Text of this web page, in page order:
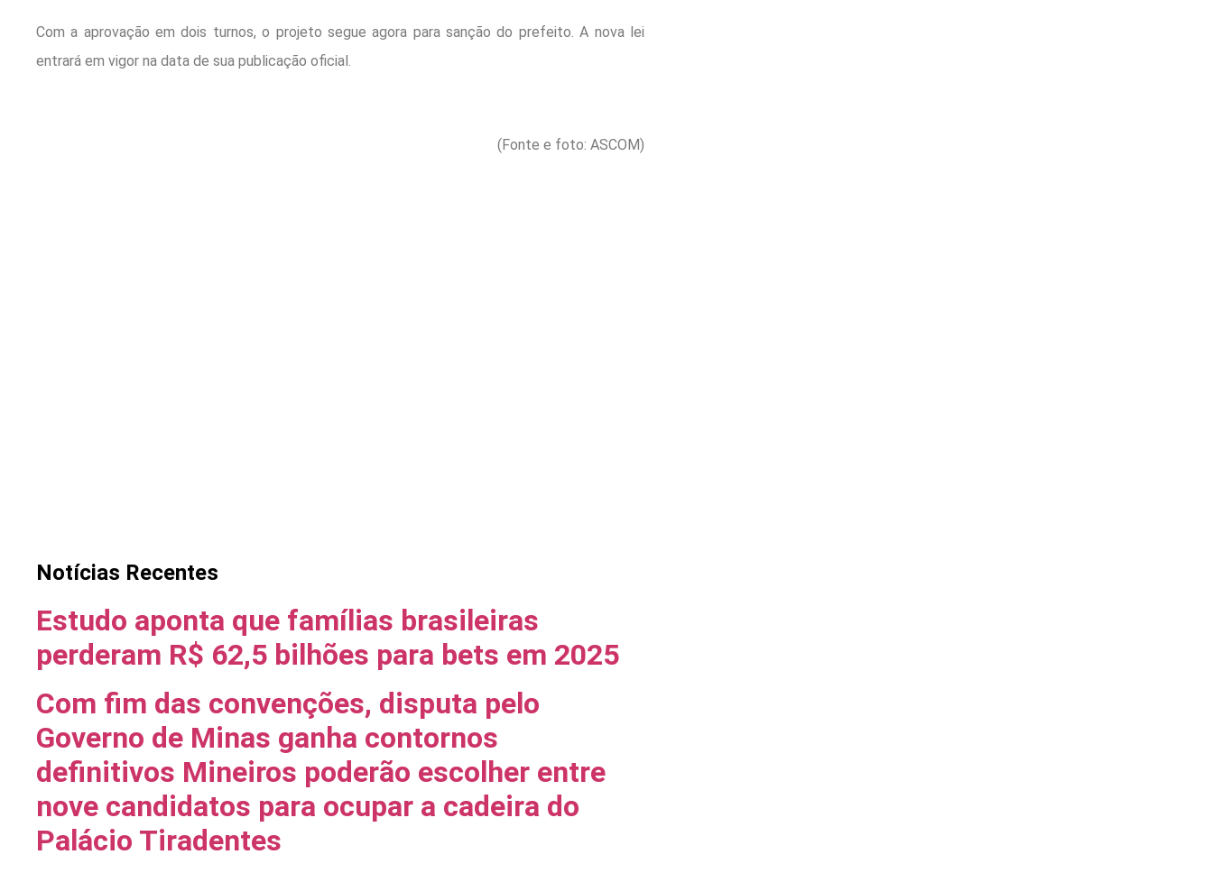
Com a aprovação em dois turnos, o projeto segue agora para sanção do prefeito. A nova lei
entrará em vigor na data de sua publicação oficial.
(Fonte e foto: ASCOM)
Notícias Recentes
Estudo aponta que famílias brasileiras
perderam R$ 62,5 bilhões para bets em 2025
Com fim das convenções, disputa pelo
Governo de Minas ganha contornos
definitivos Mineiros poderão escolher entre
nove candidatos para ocupar a cadeira do
Palácio Tiradentes